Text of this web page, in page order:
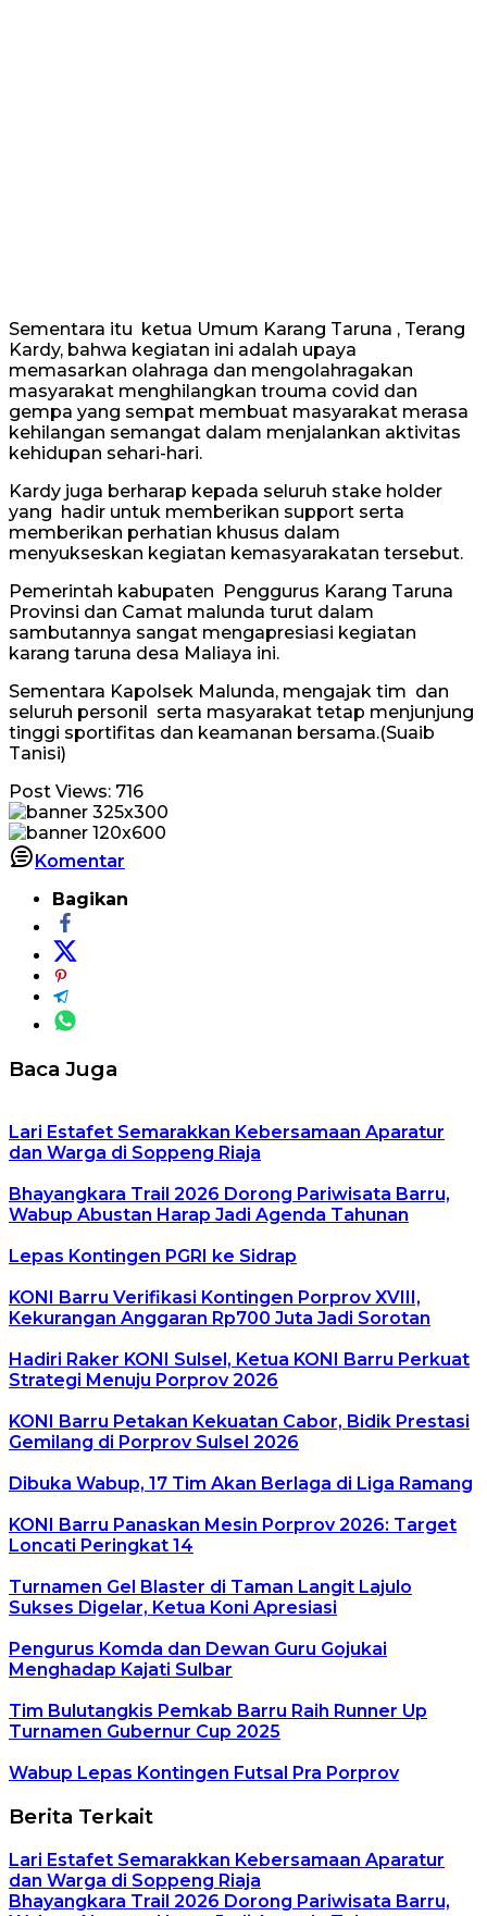
Sementara itu ketua Umum Karang Taruna , Terang
Kardy, bahwa kegiatan ini adalah upaya
memasarkan olahraga dan mengolahragakan
masyarakat menghilangkan trouma covid dan
gempa yang sempat membuat masyarakat merasa
kehilangan semangat dalam menjalankan aktivitas
kehidupan sehari-hari.
Kardy juga berharap kepada seluruh stake holder
yang hadir untuk memberikan support serta
memberikan perhatian khusus dalam
menyukseskan kegiatan kemasyarakatan tersebut.
Pemerintah kabupaten Penggurus Karang Taruna
Provinsi dan Camat malunda turut dalam
sambutannya sangat mengapresiasi kegiatan
karang taruna desa Maliaya ini.
Sementara Kapolsek Malunda, mengajak tim dan
seluruh personil serta masyarakat tetap menjunjung
tinggi sportifitas dan keamanan bersama.(Suaib
Tanisi)
Post Views: 716
Komentar
Bagikan
Baca Juga
Lari Estafet Semarakkan Kebersamaan Aparatur
dan Warga di Soppeng Riaja
Bhayangkara Trail 2026 Dorong Pariwisata Barru,
Wabup Abustan Harap Jadi Agenda Tahunan
Lepas Kontingen PGRI ke Sidrap
KONI Barru Verifikasi Kontingen Porprov XVIII,
Kekurangan Anggaran Rp700 Juta Jadi Sorotan
Hadiri Raker KONI Sulsel, Ketua KONI Barru Perkuat
Strategi Menuju Porprov 2026
KONI Barru Petakan Kekuatan Cabor, Bidik Prestasi
Gemilang di Porprov Sulsel 2026
Dibuka Wabup, 17 Tim Akan Berlaga di Liga Ramang
KONI Barru Panaskan Mesin Porprov 2026: Target
Loncati Peringkat 14
Turnamen Gel Blaster di Taman Langit Lajulo
Sukses Digelar, Ketua Koni Apresiasi
Pengurus Komda dan Dewan Guru Gojukai
Menghadap Kajati Sulbar
Tim Bulutangkis Pemkab Barru Raih Runner Up
Turnamen Gubernur Cup 2025
Wabup Lepas Kontingen Futsal Pra Porprov
Berita Terkait
Lari Estafet Semarakkan Kebersamaan Aparatur
dan Warga di Soppeng Riaja
Bhayangkara Trail 2026 Dorong Pariwisata Barru,